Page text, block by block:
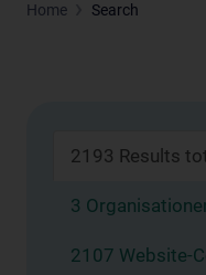
Home Search
2193 Results
3
2107 Website-